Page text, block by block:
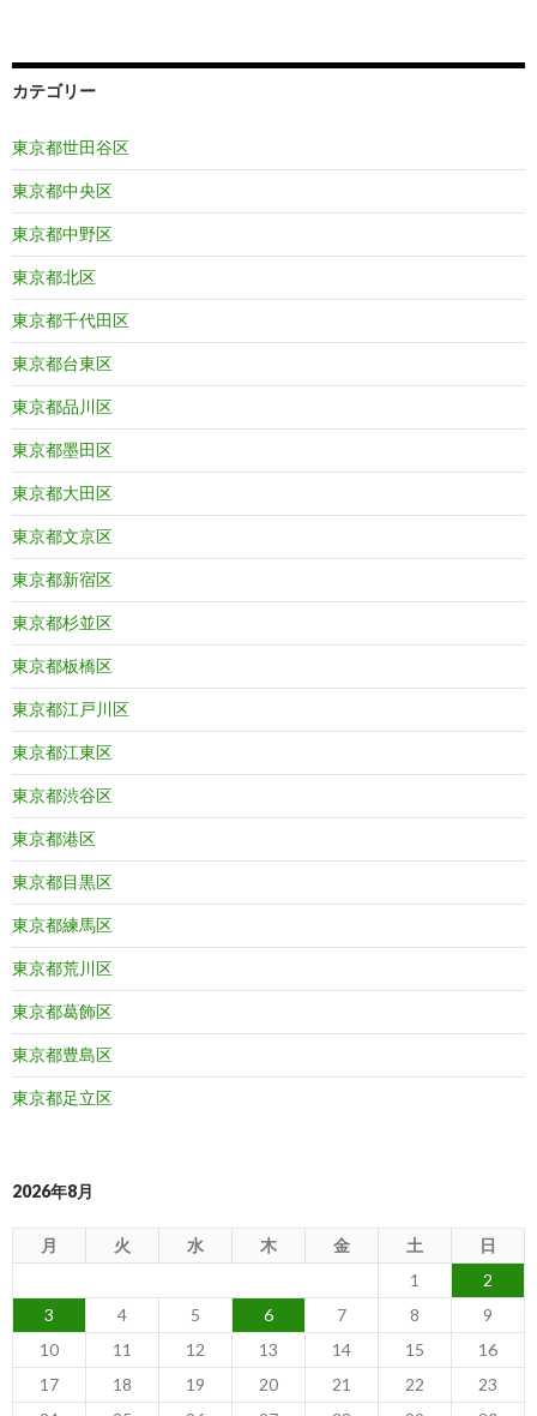
カテゴリー
東京都世田谷区
東京都中央区
東京都中野区
東京都北区
東京都千代田区
東京都台東区
東京都品川区
東京都墨田区
東京都大田区
東京都文京区
東京都新宿区
東京都杉並区
東京都板橋区
東京都江戸川区
東京都江東区
東京都渋谷区
東京都港区
東京都目黒区
東京都練馬区
東京都荒川区
東京都葛飾区
東京都豊島区
東京都足立区
2026年8月
月 火 水 木 金 土
日
1
2
3
4 5 6 7 8
9
10
11 12 13 14 15
16
17
18 19 20 21 22
23